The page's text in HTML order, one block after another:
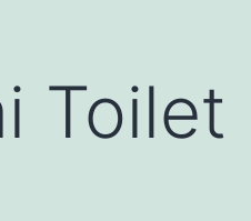
Toilet